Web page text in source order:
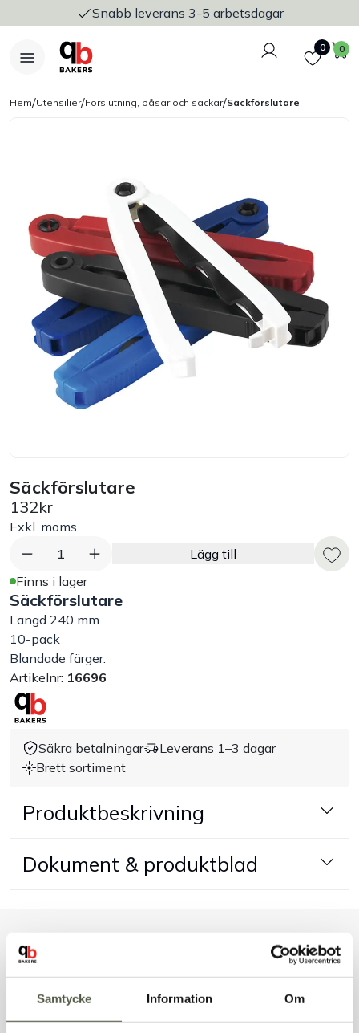
Samtycke Information Om
Snabb leverans 3-5 arbetsdagar
Logga in
Favoriter
0 0
Bageriplåtar & bakformar
Stickvagnar & transport
Utensilier
Bord
Arbetskläder
Plåtbyte
Monin
Handla efter bransch
Kontakt
Hem/Utensilier/Förslutning, påsar och säckar/Säckförslutare
Säckförslutare
132kr
Exkl. moms
1
Lägg till
Finns i lager
Säckförslutare
Längd 240 mm.
10-pack
Blandade färger.
Artikelnr: 16696
Säkra betalningar
Leverans 1–3 dagar
Brett sortiment
Produktbeskrivning
Dokument & produktblad
Liknande produkter